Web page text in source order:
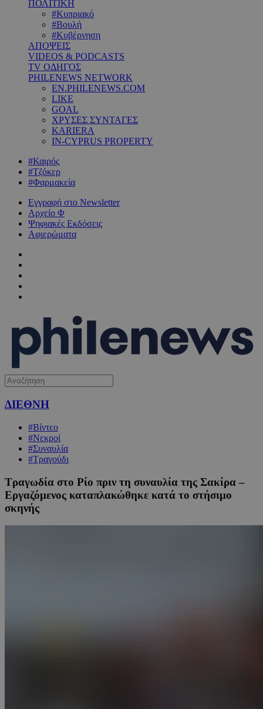
ΠΟΛΙΤΙΚΗ
#Κυπριακό
#Βουλή
#Κυβέρνηση
ΑΠΟΨΕΙΣ
VIDEOS & PODCASTS
TV ΟΔΗΓΟΣ
PHILENEWS NETWORK
EN.PHILENEWS.COM
LIKE
GOAL
ΧΡΥΣΕΣ ΣΥΝΤΑΓΕΣ
KARIERA
IN-CYPRUS PROPERTY
#Καιρός
#Τζόκερ
#Φαρμακεία
Εγγραφή στο Newsletter
Αρχείο Φ
Ψηφιακές Εκδόσεις
Αφιερώματα
ΔΙΕΘΝΗ
#Βίντεο
#Νεκροί
#Συναυλία
#Τραγούδι
Τραγωδία στο Ρίο πριν τη συναυλία της Σακίρα –
Εργαζόμενος καταπλακώθηκε κατά το στήσιμο
σκηνής